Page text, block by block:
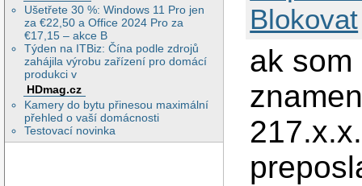
Ušetřete 30 %: Windows 11 Pro jen
za €22,50 a Office 2024 Pro za
€17,15 – akce B
Týden na ITBiz: Čína podle zdrojů
zahájila výrobu zařízení pro domácí
produkci v
HDmag.cz
Kamery do bytu přinesou maximální
přehled o vaší domácnosti
Testovací novinka
Blokovat
ak